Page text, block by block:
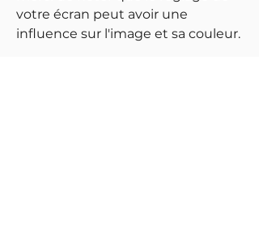
votre écran peut avoir une
influence sur l'image et sa couleur.